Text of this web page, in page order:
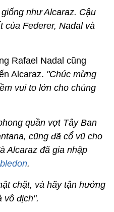
như Alcaraz. Cậu
của Federer, Nadal và
Rafael Nadal cũng
Alcaraz. "Chúc mừng
vui to lớn cho chúng
quần vợt Tây Ban
cũng đã cổ vũ cho
Alcaraz đã gia nhập
.
chặt, và hãy tận hưởng
vô địch".